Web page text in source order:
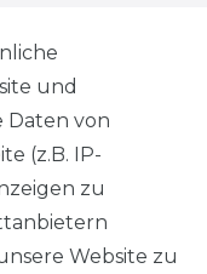
und
Daten von
(z.B. IP-
zu
Website zu